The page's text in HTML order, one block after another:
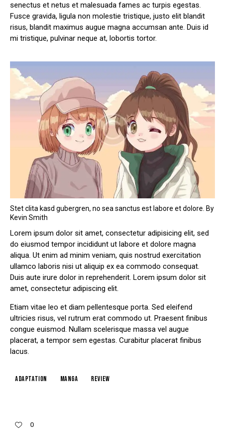
senectus et netus et malesuada fames ac turpis egestas.
Fusce gravida, ligula non molestie tristique, justo elit blandit
risus, blandit maximus augue magna accumsan ante. Duis id
mi tristique, pulvinar neque at, lobortis tortor.
Stet clita kasd gubergren, no sea sanctus est labore et dolore. By
Kevin Smith
Lorem ipsum dolor sit amet, consectetur adipisicing elit, sed
do eiusmod tempor incididunt ut labore et dolore magna
aliqua. Ut enim ad minim veniam, quis nostrud exercitation
ullamco laboris nisi ut aliquip ex ea commodo consequat.
Duis aute irure dolor in reprehenderit. Lorem ipsum dolor sit
amet, consectetur adipiscing elit.
Etiam vitae leo et diam pellentesque porta. Sed eleifend
ultricies risus, vel rutrum erat commodo ut. Praesent finibus
congue euismod. Nullam scelerisque massa vel augue
placerat, a tempor sem egestas. Curabitur placerat finibus
lacus.
Adaptation Manga Review
0